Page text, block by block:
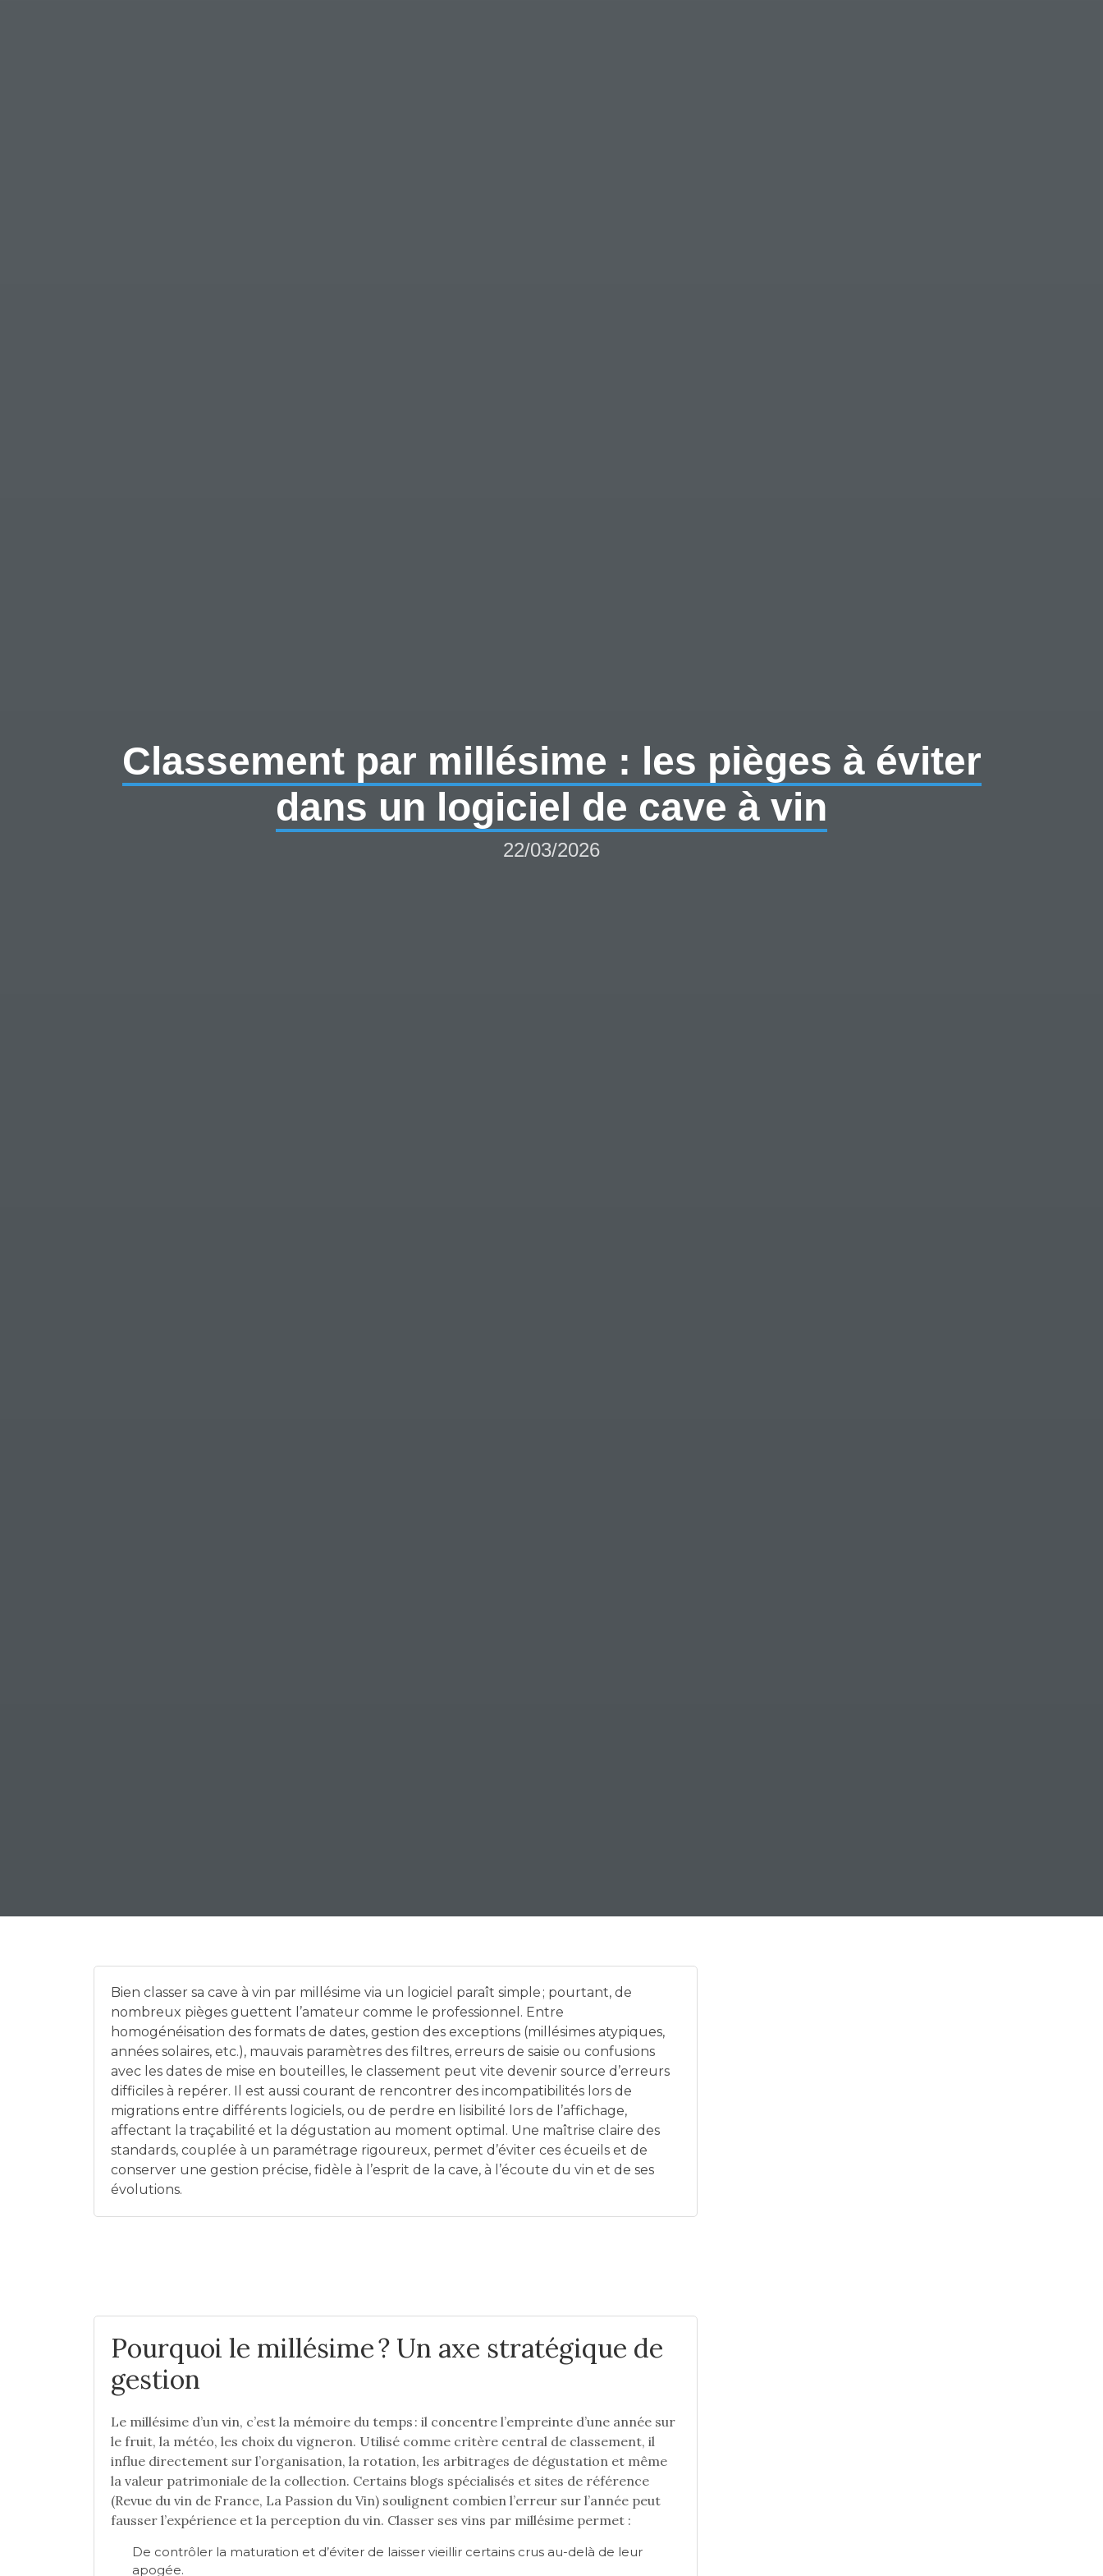
Classement par millésime : les pièges à éviter
dans un logiciel de cave à vin
22/03/2026
Bien classer sa cave à vin par millésime via un logiciel paraît simple ; pourtant, de
nombreux pièges guettent l’amateur comme le professionnel. Entre
homogénéisation des formats de dates, gestion des exceptions (millésimes atypiques,
années solaires, etc.), mauvais paramètres des filtres, erreurs de saisie ou confusions
avec les dates de mise en bouteilles, le classement peut vite devenir source d’erreurs
difficiles à repérer. Il est aussi courant de rencontrer des incompatibilités lors de
migrations entre différents logiciels, ou de perdre en lisibilité lors de l’affichage,
affectant la traçabilité et la dégustation au moment optimal. Une maîtrise claire des
standards, couplée à un paramétrage rigoureux, permet d’éviter ces écueils et de
conserver une gestion précise, fidèle à l’esprit de la cave, à l’écoute du vin et de ses
évolutions.
Pourquoi le millésime ? Un axe stratégique de
gestion
Le millésime d’un vin, c’est la mémoire du temps : il concentre l’empreinte d’une année sur
le fruit, la météo, les choix du vigneron. Utilisé comme critère central de classement, il
influe directement sur l’organisation, la rotation, les arbitrages de dégustation et même
la valeur patrimoniale de la collection. Certains blogs spécialisés et sites de référence
(Revue du vin de France, La Passion du Vin) soulignent combien l’erreur sur l’année peut
fausser l’expérience et la perception du vin. Classer ses vins par millésime permet :
De contrôler la maturation et d’éviter de laisser vieillir certains crus au-delà de leur
apogée.